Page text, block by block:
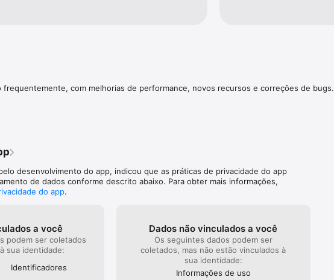
sua empresa em: https://runrun.it
frequentemente, com melhorias de performance, novos recursos e correções de bugs.
desenvolvimento do app, indicou que as práticas de privacidade do app
de dados conforme descrito abaixo. Para obter mais informações,
do app.
a você
podem ser coletados
sua identidade:
Identificado­res
Dados não vinculados a você
Os seguintes dados podem ser
coletados, mas não estão vinculados à
sua identidade:
Informações de uso